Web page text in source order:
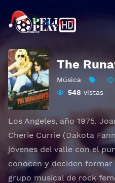
The
Música
548 vistas
Los Angeles, año 1975.
Cherie Currie (Dakota
jóvenes del valle con el
conocen y deciden formar
grupo musical de rock